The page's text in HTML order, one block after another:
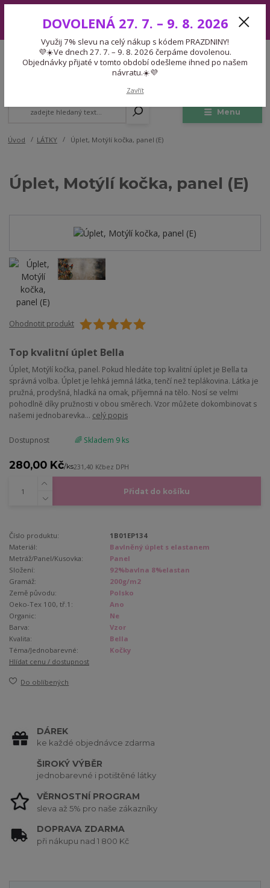
7. – 9. 8. 2026 čerpáme dovolenou. Objednávky přijaté v tomto období
odešleme ihned po našem návratu.☀️💜
Menu
CZK
Expedice 775 866 913
Po-Čt 9-15:30 Pá 9-14:30 Pauza 13-13:45
Úvod LÁTKY Úplet, Motýlí kočka, panel (E)
Úplet, Motýlí kočka, panel (E)
Ohodnotit produkt
Top kvalitní úplet Bella
Úplet, Motýlí kočka, panel. Pokud hledáte top kvalitní úplet je Bella ta
správná volba. Úplet je lehká jemná látka, tenčí než teplákovina. Látka je
pružná, prodyšná, hladká na omak, příjemná na tělo. Nosí se velmi
pohodlně díky pružnosti v obou směrech. Vzor můžete dokombinovat s
našemi jednobarevka... celý popis
Dostupnost 🌈 Skladem 9 ks
280,00 Kč/ks231,40 Kčbez DPH
Přidat do košíku
Číslo produktu:
1B01EP134
Materiál:
Bavlněný úplet s elastanem
Metráž/Panel/Kusovka:
Panel
Složení:
92%bavlna 8%elastan
Gramáž:
200g/m2
Země původu:
Polsko
Oeko-Tex 100, tř.1:
Ano
Organic:
Ne
Barva:
Vzor
Kvalita:
Bella
Téma/Jednobarevné:
Kočky
Hlídat cenu / dostupnost
Do oblíbených
DÁREK
ke každé objednávce zdarma
ŠIROKÝ VÝBĚR
jednobarevné i potištěné látky
VĚRNOSTNÍ PROGRAM
sleva až 5% pro naše zákazníky
DOPRAVA ZDARMA
při nákupu nad 1 800 Kč
DOVOLENÁ 27. 7. – 9. 8. 2026
Využij 7% slevu na celý nákup s kódem PRAZDNINY!
💜☀️Ve dnech 27. 7. – 9. 8. 2026 čerpáme dovolenou.
Objednávky přijaté v tomto období odešleme ihned po našem
návratu.☀️💜
Zavřít